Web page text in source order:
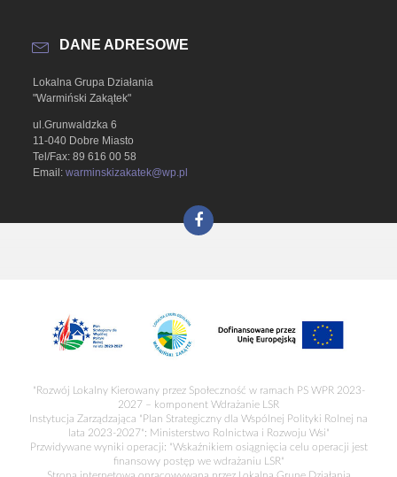
DANE ADRESOWE
Lokalna Grupa Działania
"Warmiński Zakątek"
ul.Grunwaldzka 6
11-040 Dobre Miasto
Tel/Fax: 89 616 00 58
Email:warminskizakatek@wp.pl
"Rozwój Lokalny Kierowany przez Społeczność w ramach PS WPR 2023-
2027 – komponent Wdrażanie LSR
Instytucja Zarządzająca "Plan Strategiczny dla Wspólnej Polityki Rolnej na
lata 2023-2027": Ministerstwo Rolnictwa i Rozwoju Wsi"
Przwidywane wyniki operacji: "Wskaźnikiem osiągnięcia celu operacji jest
finansowy postęp we wdrażaniu LSR"